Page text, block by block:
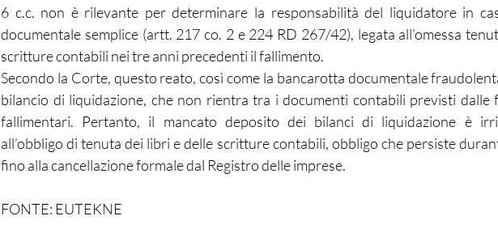
6 c.c. non è rilevante per determinare la responsabilità del liquidatore in
documentale semplice (artt. 217 co. 2 e 224 RD 267/42), legata all’omessa
scritture contabili nei tre anni precedenti il fallimento.
Secondo la Corte, questo reato, così come la bancarotta documentale
bilancio di liquidazione, che non rientra tra i documenti contabili previsti dalle
fallimentari. Pertanto, il mancato deposito dei bilanci di liquidazione è
all’obbligo di tenuta dei libri e delle scritture contabili, obbligo che persiste
fino alla cancellazione formale dal Registro delle imprese.
FONTE: EUTEKNE